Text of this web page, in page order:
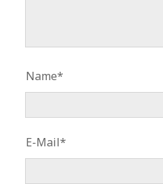
Name*
E-Mail*